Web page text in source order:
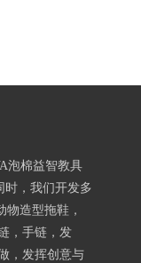
泡棉益智教具
时，我们开发多
造型拖鞋，
，手链，发
，发挥创意与